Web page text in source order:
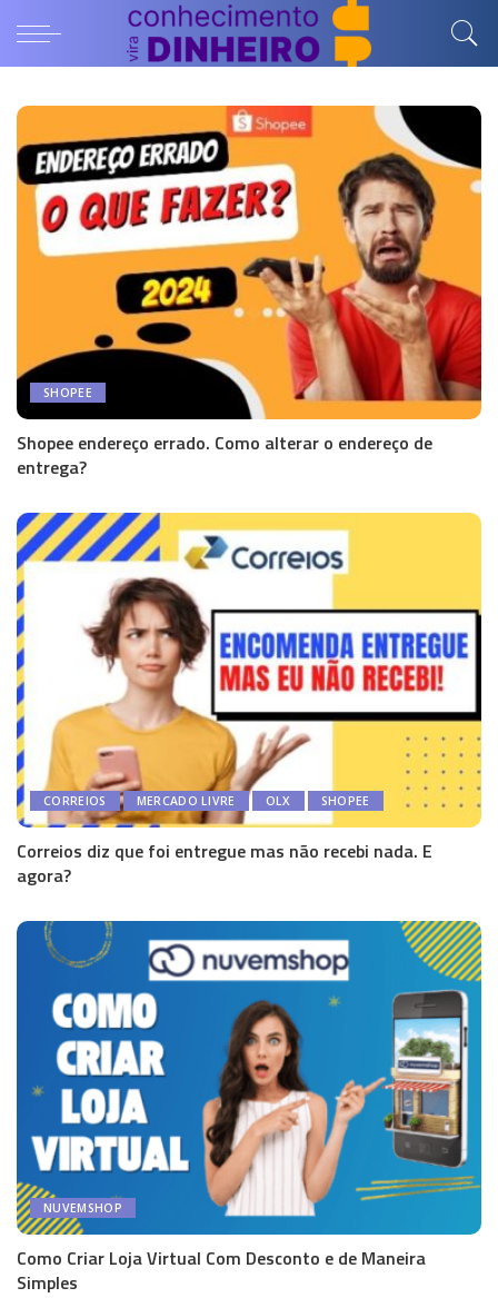
SHOPEE
Shopee endereço errado. Como alterar o endereço de
entrega?
CORREIOS MERCADO LIVRE OLX SHOPEE
Correios diz que foi entregue mas não recebi nada. E
agora?
NUVEMSHOP
Como Criar Loja Virtual Com Desconto e de Maneira
Simples